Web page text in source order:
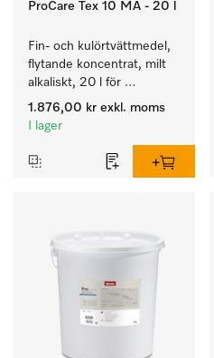
ProCare Tex 10 MA - 20 l
Fin- och kulörtvättmedel,
flytande koncentrat, milt
alkaliskt, 20 l för
rengöring av kulörtvätt
och ömtåliga textilier.
1.876,00 kr exkl. moms
I lager